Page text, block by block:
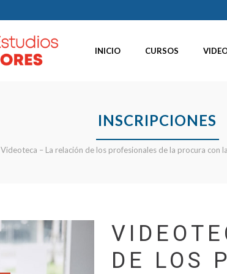
INICIO CURSOS
INSCRIPCIONES
Videoteca – La relación de los profesionales de la procura con
DE LOS